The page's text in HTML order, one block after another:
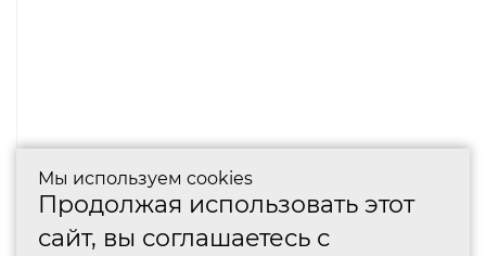
Мы используем cookies
Продолжая использовать этот
сайт, вы соглашаетесь с